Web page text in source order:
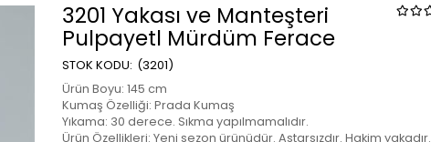
3201 Yakası ve Manteşteri
Pulpayetl Mürdüm Ferace
(3201)
Ürün Boyu: 145 cm
Kumaş Özelliği: Prada Kumaş
Yıkama: 30 derece. Sıkma yapılmamalıdır.
Ürün Özellikleri: Yeni sezon ürünüdür. Astarsızdır. Hakim yakadır.